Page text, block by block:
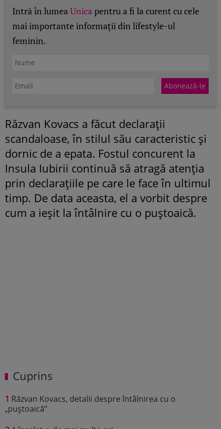
Intră în lumeaUnicapentru a fi la curent cu cele
mai importante informații din lifestyle-ul
feminin.
Răzvan Kovacs a făcut declarații
scandaloase, în stilul său caracteristic și
dornic de a epata. Fostul concurent la
Insula Iubirii continuă să atragă atenția
prin declarațiile pe care le face în ultimul
timp. De data aceasta, el a vorbit despre
cum a ieșit la întâlnire cu o puștoaică.
Cuprins
1 Răzvan Kovacs, detalii despre întâlnirea cu o
„puștoaică”